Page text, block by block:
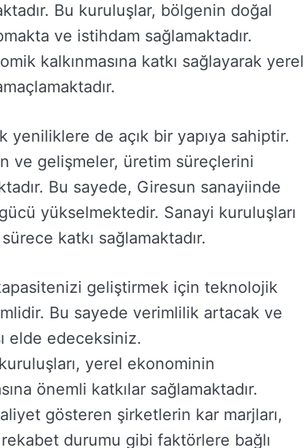
Bu kuruluşlar, bölgenin doğal
ve istihdam sağlamaktadır.
kalkınmasına katkı sağlayarak yerel
yeniliklere de açık bir yapıya sahiptir.
ve gelişmeler, üretim süreçlerini
Bu sayede, Giresun sanayiinde
yükselmektedir. Sanayi kuruluşları
katkı sağlamaktadır.
geliştirmek için teknolojik
Bu sayede verimlilik artacak ve
elde edeceksiniz.
yerel ekonominin
önemli katkılar sağlamaktadır.
gösteren şirketlerin kar marjları,
durumu gibi faktörlere bağlı